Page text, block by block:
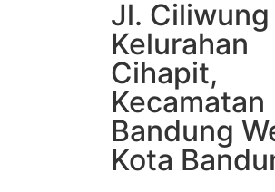
Jl.
Kelurahan
Cihapit,
Kecamatan
Bandung
Kota